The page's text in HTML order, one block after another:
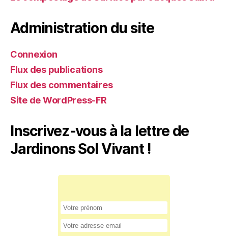
Administration du site
Connexion
Flux des publications
Flux des commentaires
Site de WordPress-FR
Inscrivez-vous à la lettre de
Jardinons Sol Vivant !